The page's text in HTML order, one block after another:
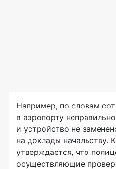
Например, по словам
в аэропорту
и устройство не
на доклады начальству.
утверждается, что
осуществляющие